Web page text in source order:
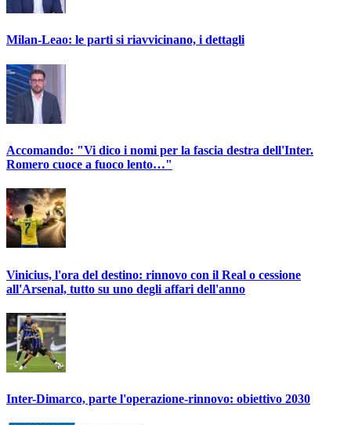
Milan-Leao: le parti si riavvicinano, i dettagli
Accomando: "Vi dico i nomi per la fascia destra dell'Inter.
Romero cuoce a fuoco lento…"
Vinicius, l'ora del destino: rinnovo con il Real o cessione
all'Arsenal, tutto su uno degli affari dell'anno
Inter-Dimarco, parte l'operazione-rinnovo: obiettivo 2030